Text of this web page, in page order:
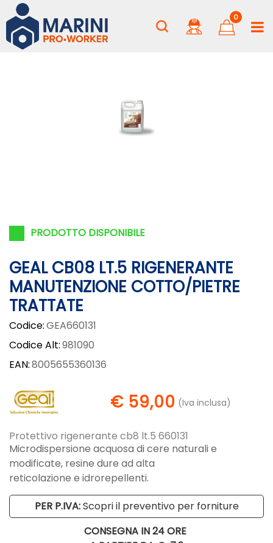
0
PRODOTTO DISPONIBILE
GEAL CB08 LT.5 RIGENERANTE
MANUTENZIONE COTTO/PIETRE
TRATTATE
Codice:GEA660131
Codice Alt:981090
EAN:8005655360136
€ 59,00 (Iva inclusa)
Protettivo rigenerante cb8 lt.5 660131
Microdispersione acquosa di cere naturali e
modificate, resine dure ad alta
reticolazione e idrorepellenti.
PER P.IVA:Scopri il preventivo per forniture
CONSEGNA IN 24 ORE